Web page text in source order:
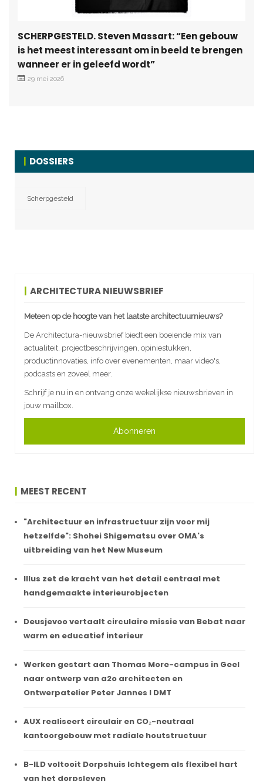
SCHERPGESTELD. Steven Massart: “Een gebouw
is het meest interessant om in beeld te brengen
wanneer er in geleefd wordt”
29 mei 2026
DOSSIERS
Scherpgesteld
ARCHITECTURA NIEUWSBRIEF
Meteen op de hoogte van het laatste architectuurnieuws?
De Architectura-nieuwsbrief biedt een boeiende mix van
actualiteit, projectbeschrijvingen, opiniestukken,
productinnovaties, info over evenementen, maar video's,
podcasts en zoveel meer.
Schrijf je nu in en ontvang onze wekelijkse nieuwsbrieven in
jouw mailbox.
Abonneren
MEEST RECENT
"Architectuur en infrastructuur zijn voor mij
hetzelfde": Shohei Shigematsu over OMA's
uitbreiding van het New Museum
Illus zet de kracht van het detail centraal met
handgemaakte interieurobjecten
Deusjevoo vertaalt circulaire missie van Bebat naar
warm en educatief interieur
Werken gestart aan Thomas More-campus in Geel
naar ontwerp van a2o architecten en
Ontwerpatelier Peter Jannes I DMT
AUX realiseert circulair en CO₂-neutraal
kantoorgebouw met radiale houtstructuur
B-ILD voltooit Dorpshuis Ichtegem als flexibel hart
van het dorpsleven